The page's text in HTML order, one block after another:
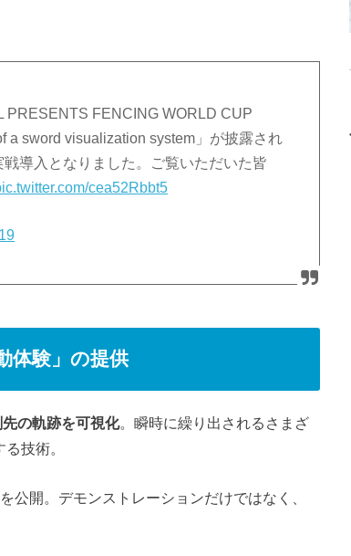
PRESENTS FENCING WORLD CUP
a sword visualization system」が披露され
導入となりました。ご覧いただいた皆
cea52Rbbt5
体験」の提供
先の軌跡を可視化。瞬時に繰り出されるさまざ
技術。
公開。デモンストレーションだけではなく、